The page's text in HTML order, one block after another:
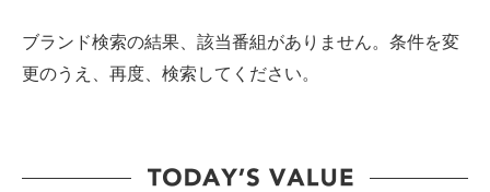
ブランド検索の結果、該当番組がありません。条件を変
更のうえ、再度、検索してください。